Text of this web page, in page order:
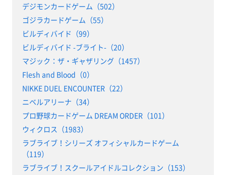
デジモンカードゲーム（502）
ゴジラカードゲーム（55）
ビルディバイド（99）
ビルディバイド -ブライト-（20）
マジック：ザ・ギャザリング（1457）
Flesh and Blood（0）
NIKKE DUEL ENCOUNTER（22）
ニベルアリーナ（34）
プロ野球カードゲーム DREAM ORDER（101）
ウィクロス（1983）
ラブライブ！シリーズ オフィシャルカードゲーム
（119）
ラブライブ！スクールアイドルコレクション（153）